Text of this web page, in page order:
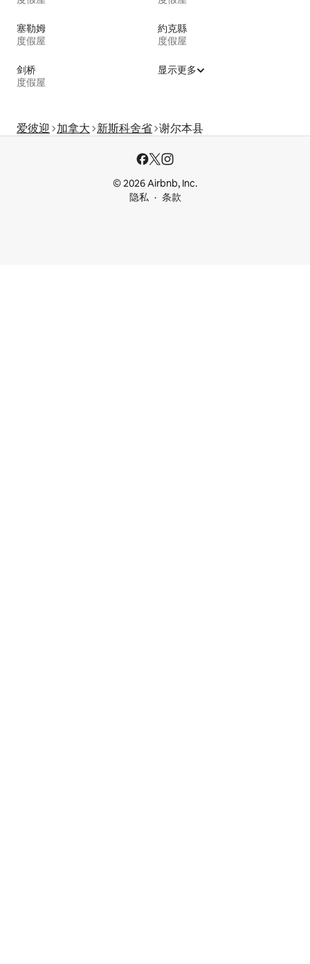
塞勒姆
度假屋
約克縣
度假屋
剑桥
度假屋
显示更多
爱彼迎 加拿大 新斯科舍省 谢尔本县
© 2026 Airbnb, Inc.
隐私
条款